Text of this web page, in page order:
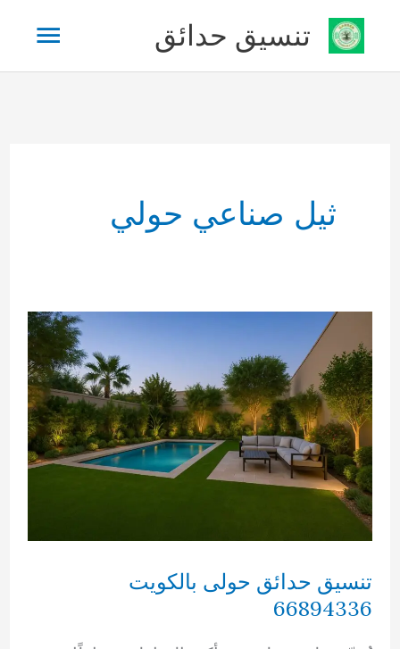
تخطي
المحتوى
تنسيق حدائق
ثيل صناعي حولي
تنسيق حدائق حولى بالكويت
66894336